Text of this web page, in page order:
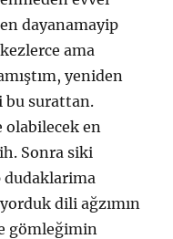
dayanamayip
ama
yeniden
bu surattan.
olabilecek en
Sonra siki
dudaklarima
dili ağzımın
gömleğimin